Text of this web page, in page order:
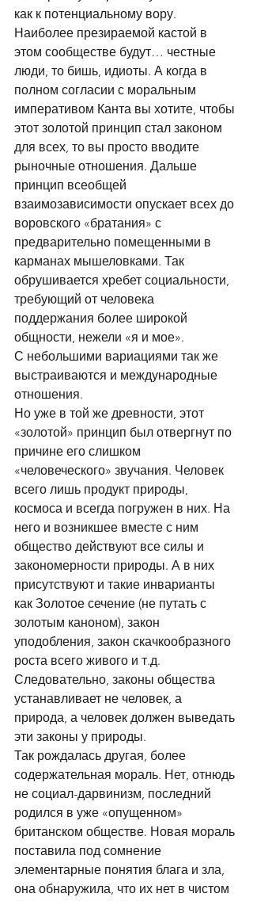
как к потенциальному вору.
Наиболее презираемой кастой в
этом сообществе будут… честные
люди, то бишь, идиоты. А когда в
полном согласии с моральным
императивом Канта вы хотите, чтобы
этот золотой принцип стал законом
для всех, то вы просто вводите
рыночные отношения. Дальше
принцип всеобщей
взаимозависимости опускает всех до
воровского «братания» с
предварительно помещенными в
карманах мышеловками. Так
обрушивается хребет социальности,
требующий от человека
поддержания более широкой
общности, нежели «я и мое».
С небольшими вариациями так же
выстраиваются и международные
отношения.
Но уже в той же древности, этот
«золотой» принцип был отвергнут по
причине его слишком
«человеческого» звучания. Человек
всего лишь продукт природы,
космоса и всегда погружен в них. На
него и возникшее вместе с ним
общество действуют все силы и
закономерности природы. А в них
присутствуют и такие инварианты
как Золотое сечение (не путать с
золотым каноном), закон
уподобления, закон скачкообразного
роста всего живого и т.д.
Следовательно, законы общества
устанавливает не человек, а
природа, а человек должен выведать
эти законы у природы.
Так рождалась другая, более
содержательная мораль. Нет, отнюдь
не социал-дарвинизм, последний
родился в уже «опущенном»
британском обществе. Новая мораль
поставила под сомнение
элементарные понятия блага и зла,
она обнаружила, что их нет в чистом